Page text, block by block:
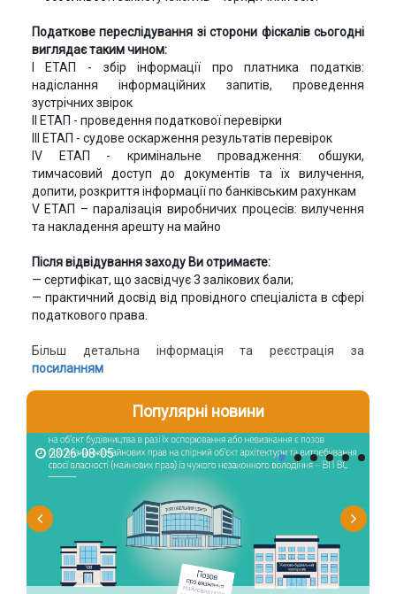
Податкове переслідування зі сторони фіскалів сьогодні
виглядає таким чином:
І ЕТАП - збір інформації про платника податків:
надіслання інформаційних запитів, проведення
зустрічних звірок
ІІ ЕТАП - проведення податкової перевірки
ІІІ ЕТАП - судове оскарження результатів перевірок
ІV ЕТАП - кримінальне провадження: обшуки,
тимчасовий доступ до документів та їх вилучення,
допити, розкриття інформації по банківським рахункам
V ЕТАП – паралізація виробничих процесів: вилучення
та накладення арешту на майно
Після відвідування заходу Ви отримаєте:
— сертифікат, що засвідчує 3 залікових бали;
— практичний досвід від провідного спеціаліста в сфері
податкового права.
Більш детальна інформація та реєстрація за
посиланням
Популярні новини
2026-08-05